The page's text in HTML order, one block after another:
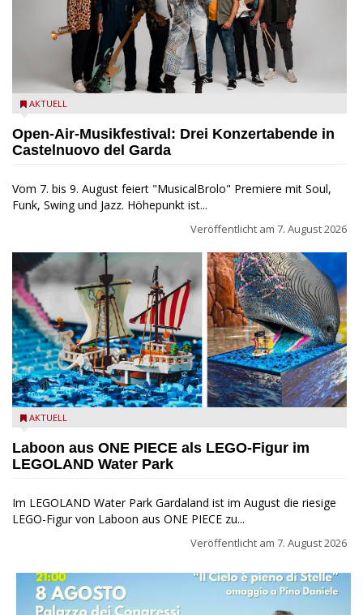
Castelnuovo del Garda: Die "Dirotta su Cuba" zu Gast beim
AKTUELL
Open-Air-Musikfestival: Drei Konzertabende in
Castelnuovo del Garda
Vom 7. bis 9. August feiert "MusicalBrolo" Premiere mit Soul,
Funk, Swing und Jazz. Höhepunkt ist...
Veröffentlicht am 7. August 2026
Laboon aus ONE PIECE als LEGO-Figur im LEGOLAND Water
AKTUELL
Laboon aus ONE PIECE als LEGO-Figur im
LEGOLAND Water Park
Im LEGOLAND Water Park Gardaland ist im August die riesige
LEGO-Figur von Laboon aus ONE PIECE zu...
Veröffentlicht am 7. August 2026